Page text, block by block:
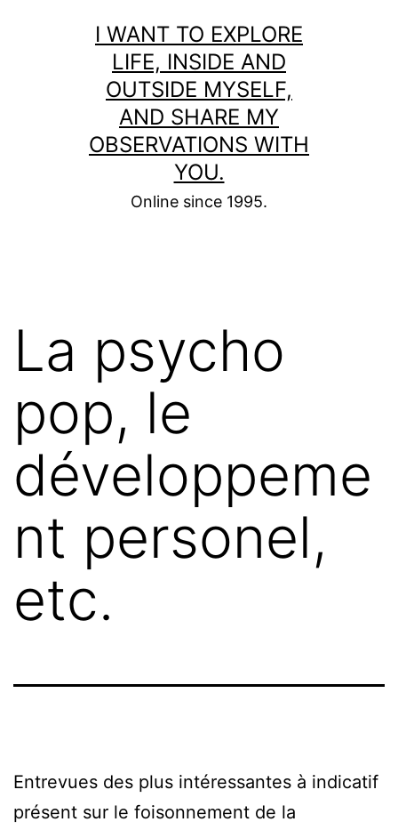
I WANT TO EXPLORE
LIFE, INSIDE AND
OUTSIDE MYSELF,
AND SHARE MY
OBSERVATIONS WITH
YOU.
Online since 1995.
La psycho
pop, le
développeme
nt personel,
etc.
Entrevues des plus intéressantes à indicatif
présent sur le foisonnement de la